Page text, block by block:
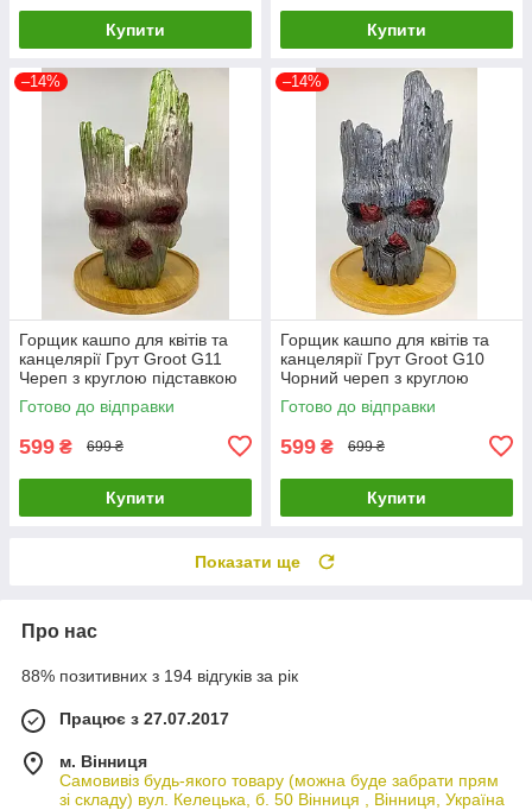
Купити Купити
–14%
Горщик кашпо для квітів та
канцелярії Грут Groot G11
Череп з круглою підставкою
Готово до відправки
599 ₴ 699 ₴
Купити
–14%
Горщик кашпо для квітів та
канцелярії Грут Groot G10
Чорний череп з круглою
підставкою
Готово до відправки
599 ₴ 699 ₴
Купити
Показати ще
Про нас
88% позитивних з 194 відгуків за рік
Працює з 27.07.2017
м. Вінниця
Самовивіз будь-якого товару (можна буде забрати прям
зі складу) вул. Келецька, б. 50 Вінниця , Вінниця, Україна